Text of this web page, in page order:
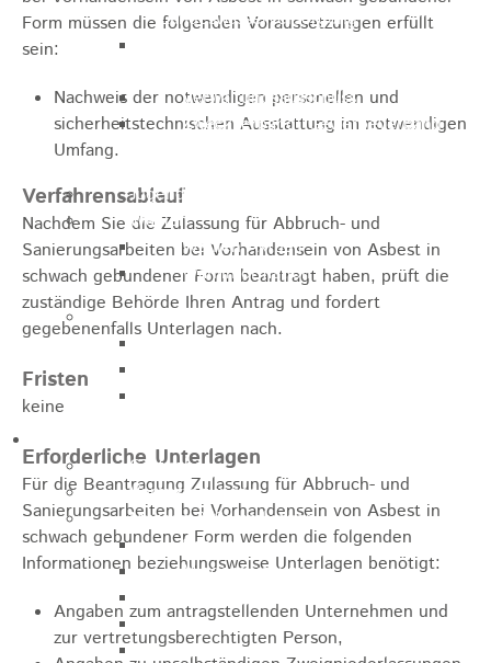
Landeswasserversorgung
Verwaltungsausschuss
Zweckverband "Gewerbeverband
Jugendparlament
Wahlen
Wahlen Aktuell
Wahlinformation
Nachhaltige Stadtentwicklung
Heubach gestalten
Gastgeber
Veranstaltungen
Museen & Sammlungen
Schloss
Miedermuseum
Heimatmuseum
Polizeimuseum
Haus Anna Vetter
Form müssen die folgenden Voraussetzungen erfüllt
sein:
Nachweis der notwendigen personellen und
sicherheitstechnischen Ausstattung im notwendigen
Umfang.
Verfahrensablauf
Nachdem Sie die Zulassung für Abbruch- und
Sanierungsarbeiten bei Vorhandensein von Asbest in
schwach gebundener Form beantragt haben, prüft die
zuständige Behörde Ihren Antrag und fordert
gegebenenfalls Unterlagen nach.
Fristen
keine
Erforderliche Unterlagen
Für die Beantragung Zulassung für Abbruch- und
Sanierungsarbeiten bei Vorhandensein von Asbest in
schwach gebundener Form werden die folgenden
Informationen beziehungsweise Unterlagen benötigt:
Angaben zum antragstellenden Unternehmen und
zur vertretungsberechtigten Person,